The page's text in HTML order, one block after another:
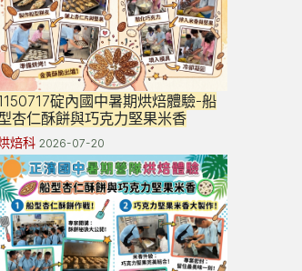
碇內國中暑期烘焙體驗-船
杏仁酥餅與巧克力堅果米香
焙科2026-07-20